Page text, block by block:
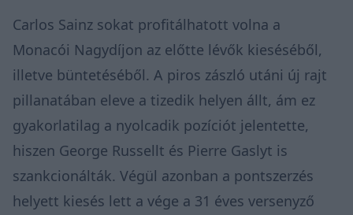
Carlos Sainz sokat profitálhatott volna a
Monacói Nagydíjon az előtte lévők kieséséből,
illetve büntetéséből. A piros zászló utáni új rajt
pillanatában eleve a tizedik helyen állt, ám ez
gyakorlatilag a nyolcadik pozíciót jelentette,
hiszen George Russellt és Pierre Gaslyt is
szankcionálták. Végül azonban a pontszerzés
helyett kiesés lett a vége a 31 éves versenyző